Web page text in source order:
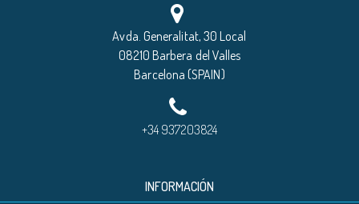
Avda. Generalitat, 30 Local
08210 Barbera del Valles
Barcelona (SPAIN)
+34 937203824
INFORMACIÓN